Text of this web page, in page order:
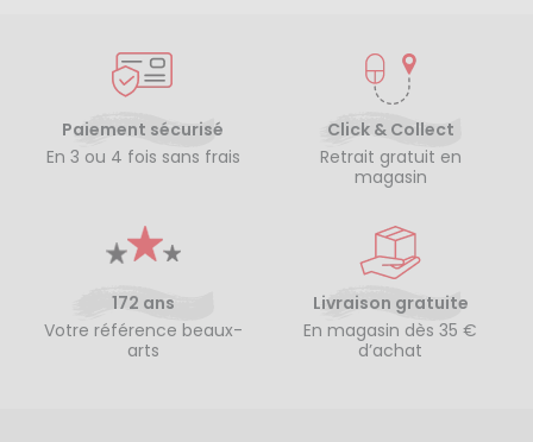
Paiement sécurisé
En 3 ou 4 fois sans frais
Click & Collect
Retrait gratuit en
magasin
172 ans
Votre référence beaux-
arts
Livraison gratuite
En magasin dès 35 €
d’achat